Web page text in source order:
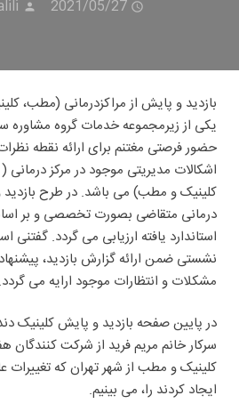
2021/05/27
بازدید و پایش از مراکزدرمانی (مطب،
یکی از زیرمجموعه خدمات گروه مشاوره
حضور فرصتی مغتنم برای ارائه نقطه
اشکالات مدیریتی موجود در مرکز درمانی (
کلینیک و مطب) می باشد. در طرح بازدید
درمانی متقاضی بصورت تخصصی و بر
استاندارد یافته ارزیابی می گردد.
نشستی ضمن ارائه گزارش بازدید،
مشکلات و انتظارات موجود ارایه می گردد.
در پایین صفحه بازدید و پایش کلینیک
سرکار خانم مریم فرید از شرکت
کلینیک و مطب از شهر تهران که تغییرات
ایجاد کردند را، می بینیم.